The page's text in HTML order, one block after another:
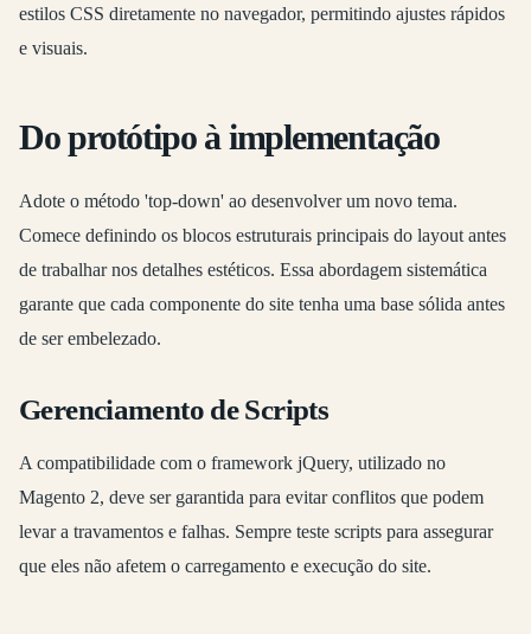
estilos CSS diretamente no navegador, permitindo ajustes rápidos
e visuais.
Do protótipo à implementação
Adote o método 'top-down' ao desenvolver um novo tema.
Comece definindo os blocos estruturais principais do layout antes
de trabalhar nos detalhes estéticos. Essa abordagem sistemática
garante que cada componente do site tenha uma base sólida antes
de ser embelezado.
Gerenciamento de Scripts
A compatibilidade com o framework jQuery, utilizado no
Magento 2, deve ser garantida para evitar conflitos que podem
levar a travamentos e falhas. Sempre teste scripts para assegurar
que eles não afetem o carregamento e execução do site.